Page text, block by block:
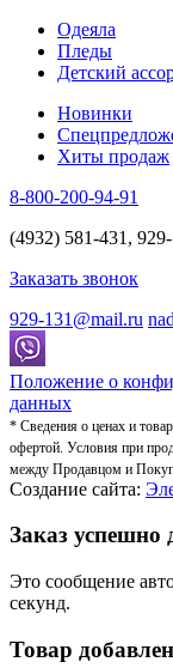
Одеяла
Пледы
Детский
Новинки
Хиты продаж
8-800-200-94-91
(4932) 581-431, 929-
Заказать звонок
929-131@mail.ru
Положение о
данных
* Сведения о ценах и
офертой. Условия при
между Продавцом и
Создание сайта:
Заказ успешно
Это сообщение
секунд.
Товар